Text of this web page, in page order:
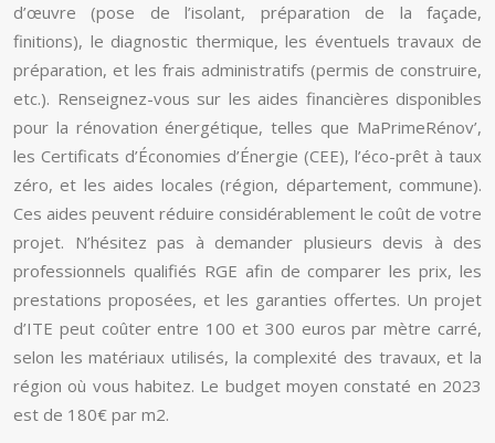
d’œuvre (pose de l’isolant, préparation de la façade,
finitions), le diagnostic thermique, les éventuels travaux de
préparation, et les frais administratifs (permis de construire,
etc.). Renseignez-vous sur les aides financières disponibles
pour la rénovation énergétique, telles que MaPrimeRénov’,
les Certificats d’Économies d’Énergie (CEE), l’éco-prêt à taux
zéro, et les aides locales (région, département, commune).
Ces aides peuvent réduire considérablement le coût de votre
projet. N’hésitez pas à demander plusieurs devis à des
professionnels qualifiés RGE afin de comparer les prix, les
prestations proposées, et les garanties offertes. Un projet
d’ITE peut coûter entre 100 et 300 euros par mètre carré,
selon les matériaux utilisés, la complexité des travaux, et la
région où vous habitez. Le budget moyen constaté en 2023
est de 180€ par m2.